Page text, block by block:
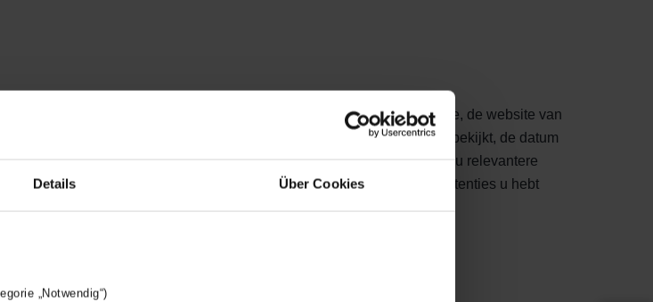
Details Über Cookies
„Notwendig“)
identificeren wanneer u een bezoek brengt aan onze website, de website van
advertenties tonen. Deze informatie kan de inhoud omvatten die u bekijkt, de datum
van uw IP-adres. We gebruiken de verzamelde informatie om u relevantere
over waar u de aangeboden advertenties hebt gezien en welke advertenties u hebt